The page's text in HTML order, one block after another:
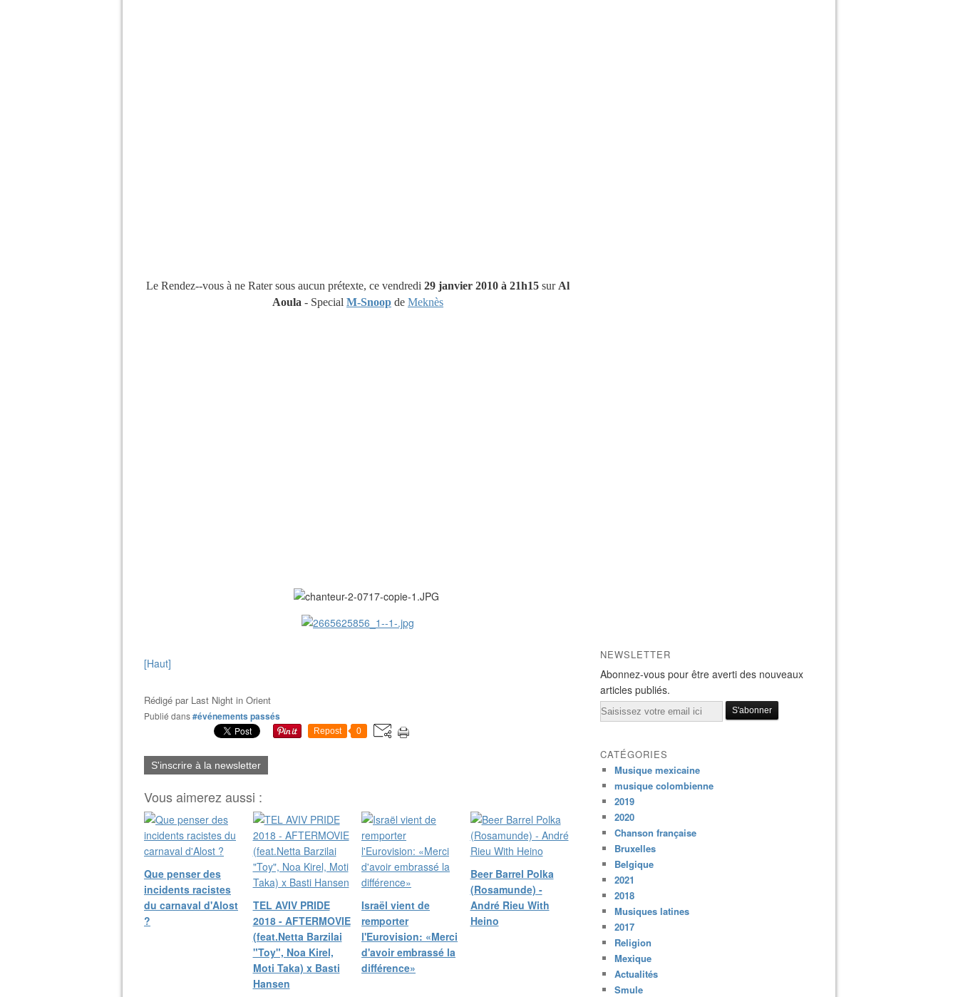
Le Rendez--vous à ne Rater sous aucun prétexte, ce vendredi 29 janvier 2010 à 21h15 sur Al
Aoula - Special M-Snoop de Meknès
[Haut]
Rédigé par Last Night in Orient
Publié dans#événements passés
Repost 0
S'inscrire à la newsletter
Vous aimerez aussi :
Que penser des
incidents racistes
du carnaval d'Alost
?
TEL AVIV PRIDE
2018 - AFTERMOVIE
(feat.Netta Barzilai
"Toy", Noa Kirel,
Moti Taka) x Basti
Hansen
Israël vient de
remporter
l'Eurovision: «Merci
d'avoir embrassé la
différence»
Beer Barrel Polka
(Rosamunde) -
André Rieu With
Heino
NEWSLETTER
Abonnez-vous pour être averti des nouveaux
articles publiés.
Email
CATÉGORIES
Musique mexicaine
musique colombienne
2019
2020
Chanson française
Bruxelles
Belgique
2021
2018
Musiques latines
2017
Religion
Mexique
Actualités
Smule